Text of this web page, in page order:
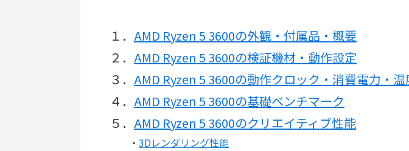
１． AMD Ryzen 5 3600の外観・付属品・概要
２． AMD Ryzen 5 3600の検証機材・動作設定
３． AMD Ryzen 5 3600の動作クロック・消費電力・温
４． AMD Ryzen 5 3600の基礎ベンチマーク
５． AMD Ryzen 5 3600のクリエイティブ性能
・ 3Dレンダリング性能